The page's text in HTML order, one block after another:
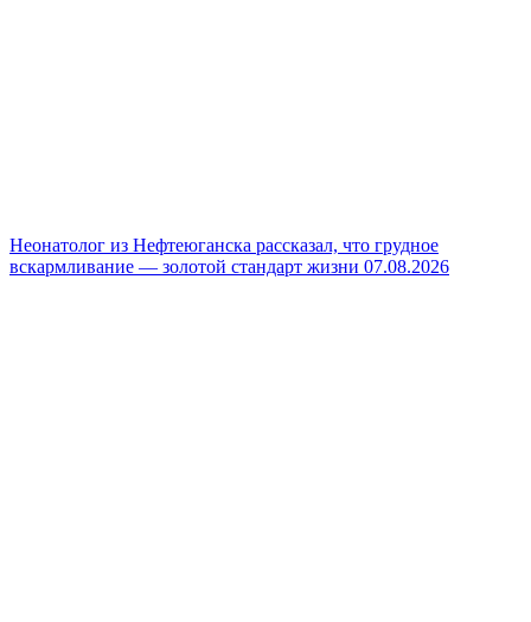
Неонатолог из Нефтеюганска рассказал, что грудное
вскармливание — золотой стандарт жизни 07.08.2026